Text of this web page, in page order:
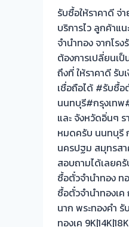
จ่าย
สด
ทันที
ไม่
ต้อง
รอ
จบไว
ผล
งาน
วัน
นี
รับ
ซื้อ
รับซื้อให้ราคาดี จ่
บริการไว ลูกค้าแ
จำนำทอง จากโรง
ต้องการเปลี่ยนเ
ถึงที่ ให้ราคาดี รั
เชื่อถือได้ #รับซื้อ
นนทบุรี#กรุงเท
และ จังหวัดอิ่นๆ ร
หมดครับ นนทบุรี
นครปฐม สมุทรส
สอบถามได้เลยค
ซื้อตั๋วจำนำทอง
ซื้อตั๋วจำนำทองเ
นาก พระทองคำ
ทองเค